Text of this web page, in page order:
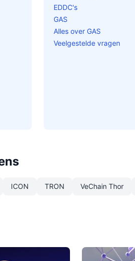
EDDC's
GAS
Alles over GAS
Veelgestelde vragen
ICON TRON VeChain Thor